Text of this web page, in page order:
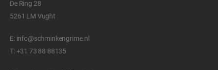
De Ring 28
5261 LM Vught
E: info@schminkengrime.nl
T:+31 73 88 88135